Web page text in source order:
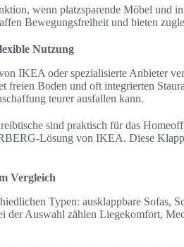
wenn platzsparende Möbel und
Bewegungsfreiheit und bieten
Nutzung
IKEA oder spezialisierte Anbieter
freien Boden und oft integrierten
teurer ausfallen kann.
sind praktisch für das
Lösung von IKEA. Diese
Vergleich
Typen: ausklappbare Sofas,
der Auswahl zählen Liegekomfort,